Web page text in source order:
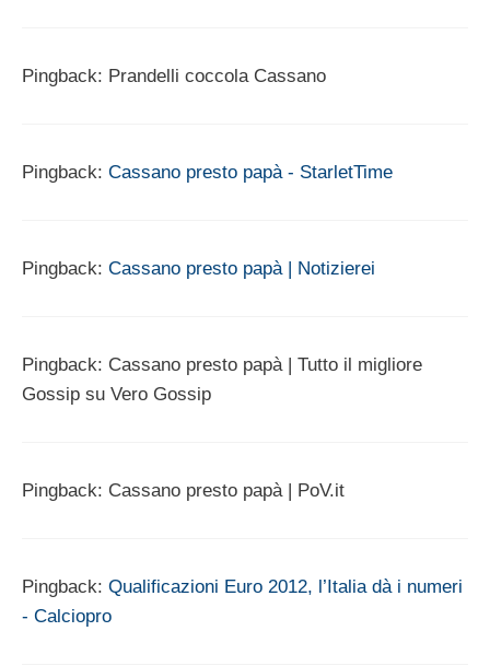
Pingback: Prandelli coccola Cassano
Pingback: Cassano presto papà - StarletTime
Pingback: Cassano presto papà | Notizierei
Pingback: Cassano presto papà | Tutto il migliore
Gossip su Vero Gossip
Pingback: Cassano presto papà | PoV.it
Pingback: Qualificazioni Euro 2012, l’Italia dà i numeri
- Calciopro